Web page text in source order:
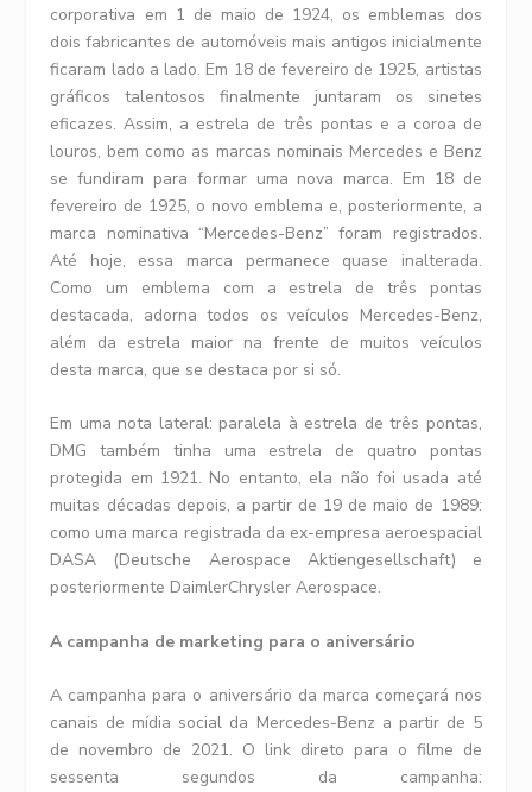
corporativa em 1 de maio de 1924, os emblemas dos
dois fabricantes de automóveis mais antigos inicialmente
ficaram lado a lado. Em 18 de fevereiro de 1925, artistas
gráficos talentosos finalmente juntaram os sinetes
eficazes. Assim, a estrela de três pontas e a coroa de
louros, bem como as marcas nominais Mercedes e Benz
se fundiram para formar uma nova marca. Em 18 de
fevereiro de 1925, o novo emblema e, posteriormente, a
marca nominativa “Mercedes-Benz” foram registrados.
Até hoje, essa marca permanece quase inalterada.
Como um emblema com a estrela de três pontas
destacada, adorna todos os veículos Mercedes-Benz,
além da estrela maior na frente de muitos veículos
desta marca, que se destaca por si só.
Em uma nota lateral: paralela à estrela de três pontas,
DMG também tinha uma estrela de quatro pontas
protegida em 1921. No entanto, ela não foi usada até
muitas décadas depois, a partir de 19 de maio de 1989:
como uma marca registrada da ex-empresa aeroespacial
DASA (Deutsche Aerospace Aktiengesellschaft) e
posteriormente DaimlerChrysler Aerospace.
A campanha de marketing para o aniversário
A campanha para o aniversário da marca começará nos
canais de mídia social da Mercedes-Benz a partir de 5
de novembro de 2021. O link direto para o filme de
sessenta segundos da campanha: